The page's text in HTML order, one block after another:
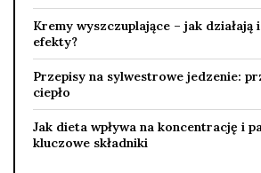
Kremy wyszczuplające – jak działają
efekty?
Przepisy na sylwestrowe jedzenie:
ciepło
Jak dieta wpływa na koncentrację i
kluczowe składniki